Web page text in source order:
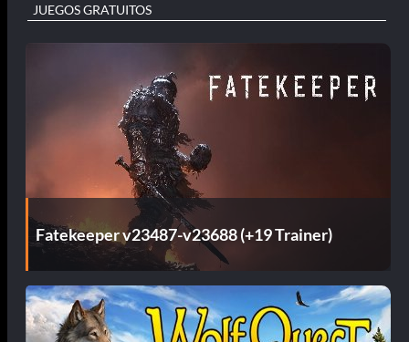
JUEGOS GRATUITOS
Fatekeeper v23487-v23688 (+19 Trainer)